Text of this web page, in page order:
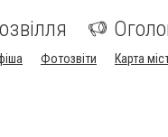
Фотозвіти Карта